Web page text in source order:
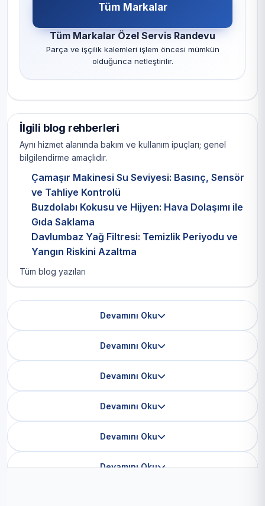
Tüm Markalar
Tüm Markalar Özel Servis Randevu
Parça ve işçilik kalemleri işlem öncesi mümkün
olduğunca netleştirilir.
İlgili blog rehberleri
Aynı hizmet alanında bakım ve kullanım ipuçları; genel
bilgilendirme amaçlıdır.
Çamaşır Makinesi Su Seviyesi: Basınç, Sensör
ve Tahliye Kontrolü
Buzdolabı Kokusu ve Hijyen: Hava Dolaşımı ile
Gıda Saklama
Davlumbaz Yağ Filtresi: Temizlik Periyodu ve
Yangın Riskini Azaltma
Tüm blog yazıları
Devamını Oku
Devamını Oku
Devamını Oku
Devamını Oku
Devamını Oku
Devamını Oku